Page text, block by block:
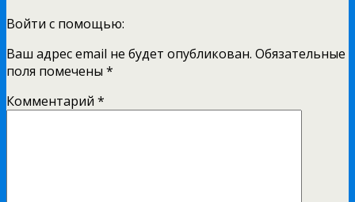
Войти с помощью:
Ваш адрес email не будет опубликован. Обязательные
поля помечены *
Комментарий *